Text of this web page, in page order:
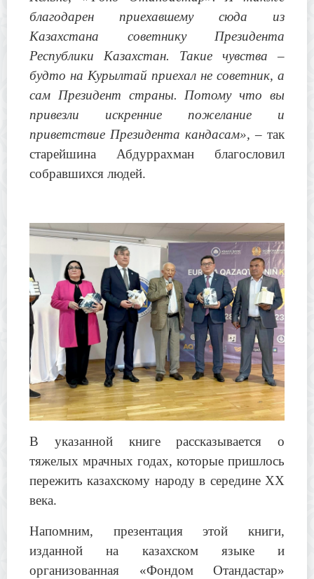
благодарен приехавшему сюда из
Казахстана советнику Президента
Республики Казахстан. Такие чувства –
будто на Курылтай приехал не советник, а
сам Президент страны. Потому что вы
привезли искренние пожелание и
приветствие Президента кандасам», – так
старейшина Абдуррахман благословил
собравшихся людей.
В указанной книге рассказывается о
тяжелых мрачных годах, которые пришлось
пережить казахскому народу в середине ХХ
века.
Напомним, презентация этой книги,
изданной на казахском языке и
организованная «Фондом Отандастар»